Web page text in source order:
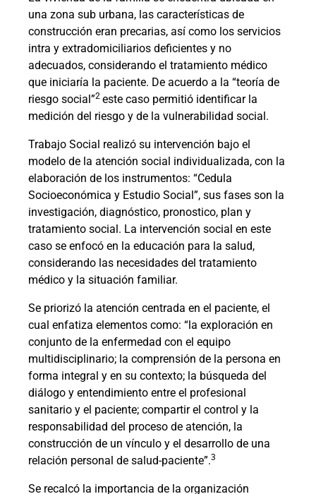
una zona sub urbana, las características de
construcción eran precarias, así como los servicios
intra y extradomiciliarios deficientes y no
adecuados, considerando el tratamiento médico
que iniciaría la paciente. De acuerdo a la “teoría de
riesgo social”2 este caso permitió identificar la
medición del riesgo y de la vulnerabilidad social.
Trabajo Social realizó su intervención bajo el
modelo de la atención social individualizada, con la
elaboración de los instrumentos: “Cedula
Socioeconómica y Estudio Social”, sus fases son la
investigación, diagnóstico, pronostico, plan y
tratamiento social. La intervención social en este
caso se enfocó en la educación para la salud,
considerando las necesidades del tratamiento
médico y la situación familiar.
Se priorizó la atención centrada en el paciente, el
cual enfatiza elementos como: “la exploración en
conjunto de la enfermedad con el equipo
multidisciplinario; la comprensión de la persona en
forma integral y en su contexto; la búsqueda del
diálogo y entendimiento entre el profesional
sanitario y el paciente; compartir el control y la
responsabilidad del proceso de atención, la
construcción de un vínculo y el desarrollo de una
relación personal de salud-paciente”.3
Se recalcó la importancia de la organización